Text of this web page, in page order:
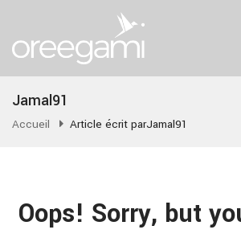
Jamal91
Accueil Article écrit parJamal91
Oops! Sorry, but